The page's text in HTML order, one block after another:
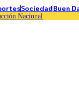
SociedadBuen
Nacional